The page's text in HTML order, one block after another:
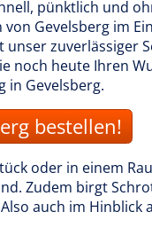
pünktlich und
Gevelsberg im
zuverlässiger
noch heute Ihren
in Gevelsberg.
bestellen!
oder in einem
Zudem birgt
auch im Hinblick